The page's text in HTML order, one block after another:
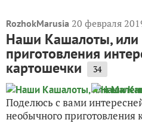
RozhokMarusia 20 февраля
Наши Кашалоты, или
приготовления
картошечки 34
Поделюсь с вами
необычного